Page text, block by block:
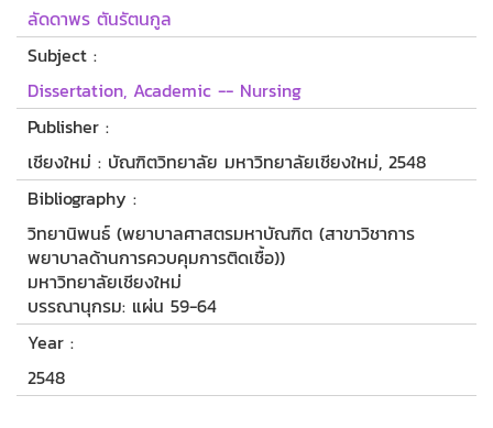
ลัดดาพร ตันรัตนกูล
Subject :
Dissertation, Academic -- Nursing
Publisher :
เชียงใหม่ : บัณฑิตวิทยาลัย มหาวิทยาลัยเชียงใหม่, 2548
Bibliography :
วิทยานิพนธ์ (พยาบาลศาสตรมหาบัณฑิต (สาขาวิชาการ
พยาบาลด้านการควบคุมการติดเชื้อ))
มหาวิทยาลัยเชียงใหม่
บรรณานุกรม: แผ่น 59-64
Year :
2548